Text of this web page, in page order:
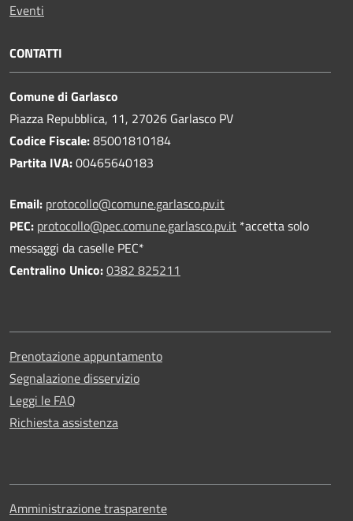
Eventi
CONTATTI
Comune di Garlasco
Piazza Repubblica, 11, 27026 Garlasco PV
Codice Fiscale:85001810184
Partita IVA:00465640183
Email: protocollo@comune.garlasco.pv.it
PEC: protocollo@pec.comune.garlasco.pv.it *accetta solo
messaggi da caselle PEC*
Centralino Unico:0382 825211
Prenotazione appuntamento
Segnalazione disservizio
Leggi le FAQ
Richiesta assistenza
Amministrazione trasparente